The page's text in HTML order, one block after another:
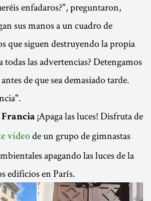
enfadaros?", preguntaron,
sus manos a un cuadro de
que siguen destruyendo la propia
todas las advertencias? Detengamos
de que sea demasiado tarde.
Francia ¡Apaga las luces! Disfruta de
vídeo de un grupo de gimnastas
apagando las luces de la
edificios en París.